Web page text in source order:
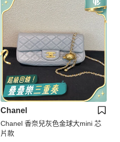
Chanel
Chanel 香奈兒灰色金球大mini 芯
片款